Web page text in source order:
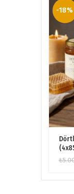
-18%
₺